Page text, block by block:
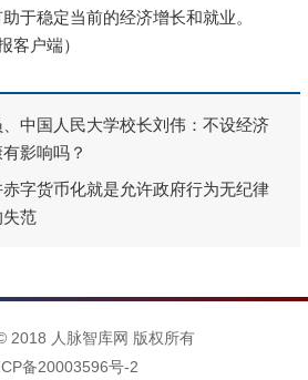
于稳定当前的经济增长和就业。
客户端）
中国人民大学校长刘伟：不设经济
影响吗？
字货币化就是允许政府行为无纪律
范
2018 人脉智库网 版权所有
备20003596号-2